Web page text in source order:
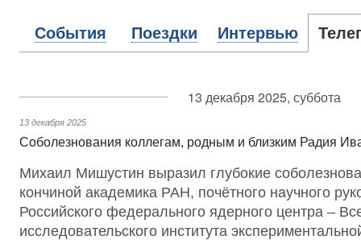
События Поездки Интервью
13 декабря 2025, суббота
13 декабря 2025
Соболезнования коллегам, родным и близким Радия
Михаил Мишустин выразил глубокие
кончиной академика РАН, почётного научного
Российского федерального ядерного центра –
исследовательского института